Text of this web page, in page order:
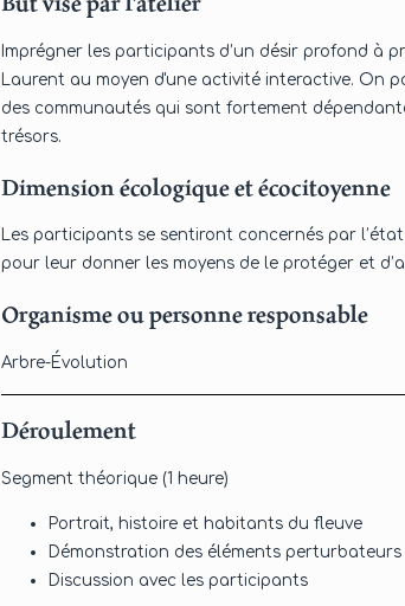
Imprégner les participants d’un désir profond à
Laurent au moyen d'une activité interactive. On
des communautés qui sont fortement
trésors.
Dimension écologique et écocitoyenne
Les participants se sentiront concernés par
pour leur donner les moyens de le protéger et
Organisme ou personne responsable
Arbre-Évolution
Déroulement
Segment théorique (1 heure)
Portrait, histoire et habitants du fleuve
Démonstration des éléments perturbateurs
Discussion avec les participants